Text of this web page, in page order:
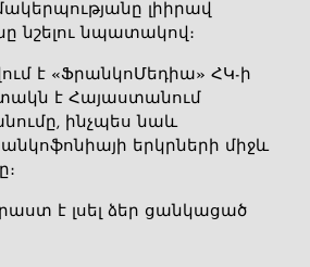
լիիրավ
նշելու նպատակով։
է «ՖրանկոՄեդիա» ՀԿ-ի
է Հայաստանում
ինչպես նաև
երկրների միջև
է լսել ձեր ցանկացած